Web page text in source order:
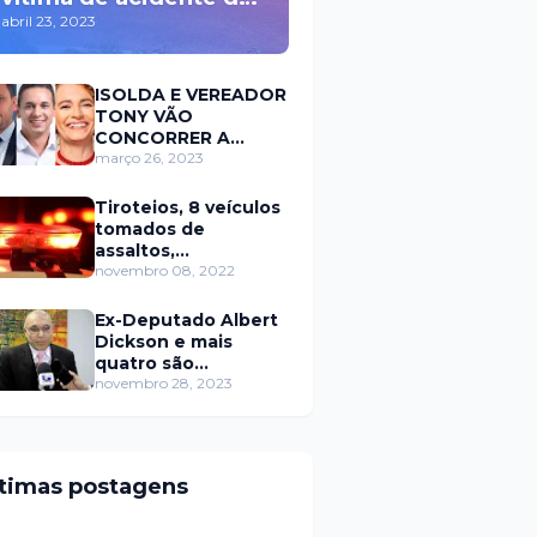
trânsito durante a
madrugada na BR 110
em Mossoró
abril 23, 2023
ISOLDA E VEREADOR
TONY VÃO
CONCORRER A
PREFEITURA DE
março 26, 2023
Tiroteios, 8 veículos
tomados de
assaltos,
ARRASTÕES em
encontrado morto
novembro 08, 2022
Ex-Deputado Albert
Dickson e mais
quatro são
condenados por
novembro 28, 2023
postagens